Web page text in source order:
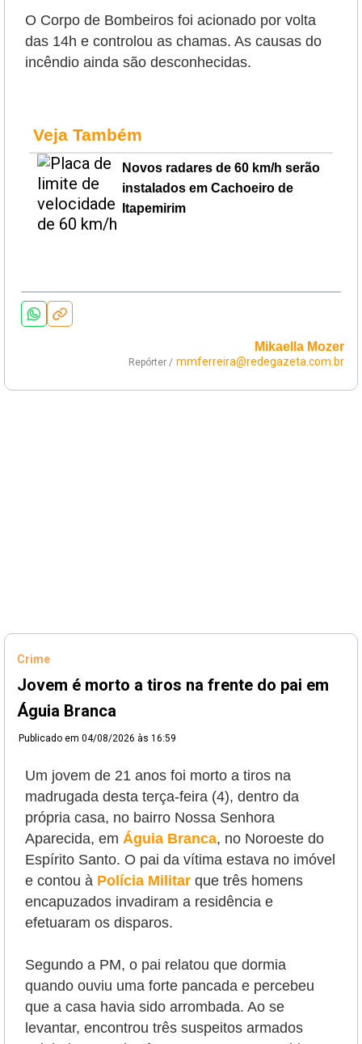
O Corpo de Bombeiros foi acionado por volta
das 14h e controlou as chamas. As causas do
incêndio ainda são desconhecidas.
Veja Também
Novos radares de 60 km/h serão
instalados em Cachoeiro de
Itapemirim
Mikaella Mozer
Repórter / mmferreira@redegazeta.com.br
Crime
Jovem é morto a tiros na frente do pai em
Águia Branca
Publicado em 04/08/2026 às 16:59
Um jovem de 21 anos foi morto a tiros na
madrugada desta terça-feira (4), dentro da
própria casa, no bairro Nossa Senhora
Aparecida, em Águia Branca, no Noroeste do
Espírito Santo. O pai da vítima estava no imóvel
e contou à Polícia Militar que três homens
encapuzados invadiram a residência e
efetuaram os disparos.
Segundo a PM, o pai relatou que dormia
quando ouviu uma forte pancada e percebeu
que a casa havia sido arrombada. Ao se
levantar, encontrou três suspeitos armados